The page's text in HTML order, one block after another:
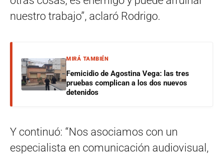
nuestro trabajo”, aclaró Rodrigo.
MIRÁ TAMBIÉN
Femicidio de Agostina Vega: las tres
pruebas complican a los dos nuevos
detenidos
Y continuó: “Nos asociamos con un
especialista en comunicación audiovisual,